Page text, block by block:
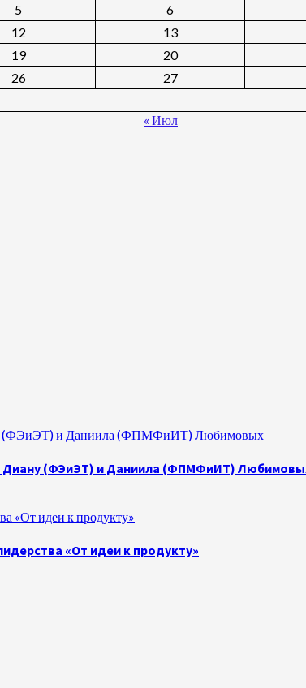
5 6
12 13
19 20
26 27
« Июл
(ФЭиЭТ) и Даниила (ФПМФиИТ) Любимовых
Диану (ФЭиЭТ) и Даниила (ФПМФиИТ)
«От идеи к продукту»
«От идеи к продукту»